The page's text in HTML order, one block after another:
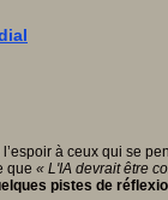
à ceux qui se
que « L'IA devrait être
pistes de